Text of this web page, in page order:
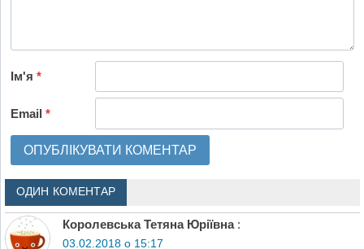
Ім'я*
Email*
ОДИН КОМЕНТАР
Королевська Тетяна Юріївна :
03.02.2018 о 15:17